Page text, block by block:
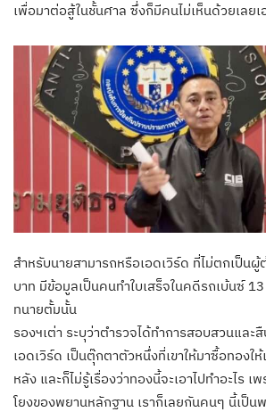
เพื่อมาต่อสู้ในชั้นศาล ซึ่งก็มีคนไม่เห็นด้วยเลยเ
สำหรับนายสามารถหรือเอดเวิร์ด ที่ไม่ตกเป็น
บาท มีข้อมูลเป็นคนทำใบเสร็จในคดีรถเบ้นซ์
ทนายตั้มนั้น
รองฯเต่า ระบุว่าตำรวจได้ทำการสอบสวนและ
เอดเวิร์ด เป็นตุ๊กตาตัวหนึ่งที่เขาให้มาซื้อทองให้
หลัง และก็ไม่รู้เรื่องว่าทองนี้จะเอาไปทำอะไร เ
โยงของพยานหลักฐาน เราก็เลยกันคนๆ นี้เป็นพ